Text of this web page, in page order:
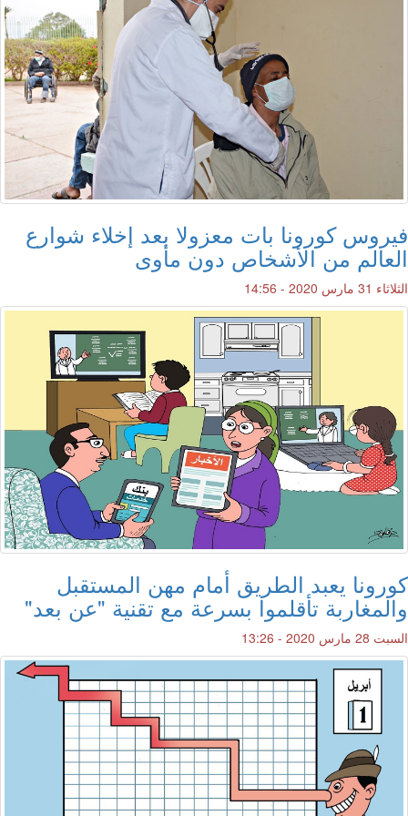
فيروس كورونا بات معزولا بعد إخلاء شوارع
العالم من الأشخاص دون مأوى
الثلاثاء 31 مارس 2020 - 14:56
كورونا يعبد الطريق أمام مهن المستقبل
والمغاربة تأقلموا بسرعة مع تقنية "عن بعد"
السبت 28 مارس 2020 - 13:26